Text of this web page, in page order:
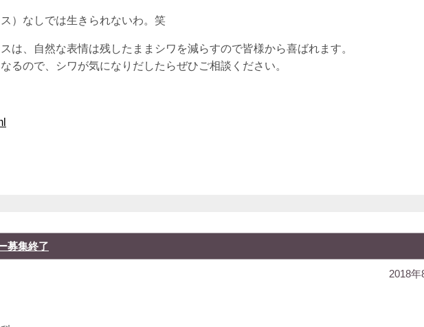
）なしでは生きられないわ。笑
は、自然な表情は残したままシワを減らすので皆様から喜ばれます。
るので、シワが気になりだしたらぜひご相談ください。
募集終了
2018年